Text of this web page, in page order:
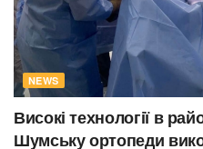
NEWS
Високі технології в
Шумську ортопеди